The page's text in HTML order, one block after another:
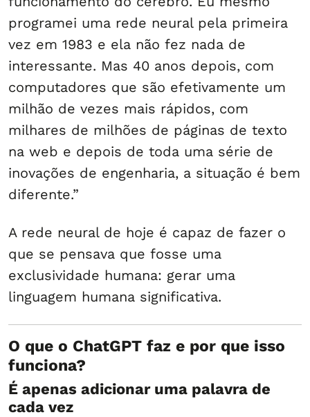
programei uma rede neural pela primeira
vez em 1983 e ela não fez nada de
interessante. Mas 40 anos depois, com
computadores que são efetivamente um
milhão de vezes mais rápidos, com
milhares de milhões de páginas de texto
na web e depois de toda uma série de
inovações de engenharia, a situação é bem
diferente.”
A rede neural de hoje é capaz de fazer o
que se pensava que fosse uma
exclusividade humana: gerar uma
linguagem humana significativa.
O que o ChatGPT faz e por que isso
funciona?
É apenas adicionar uma palavra de
cada vez